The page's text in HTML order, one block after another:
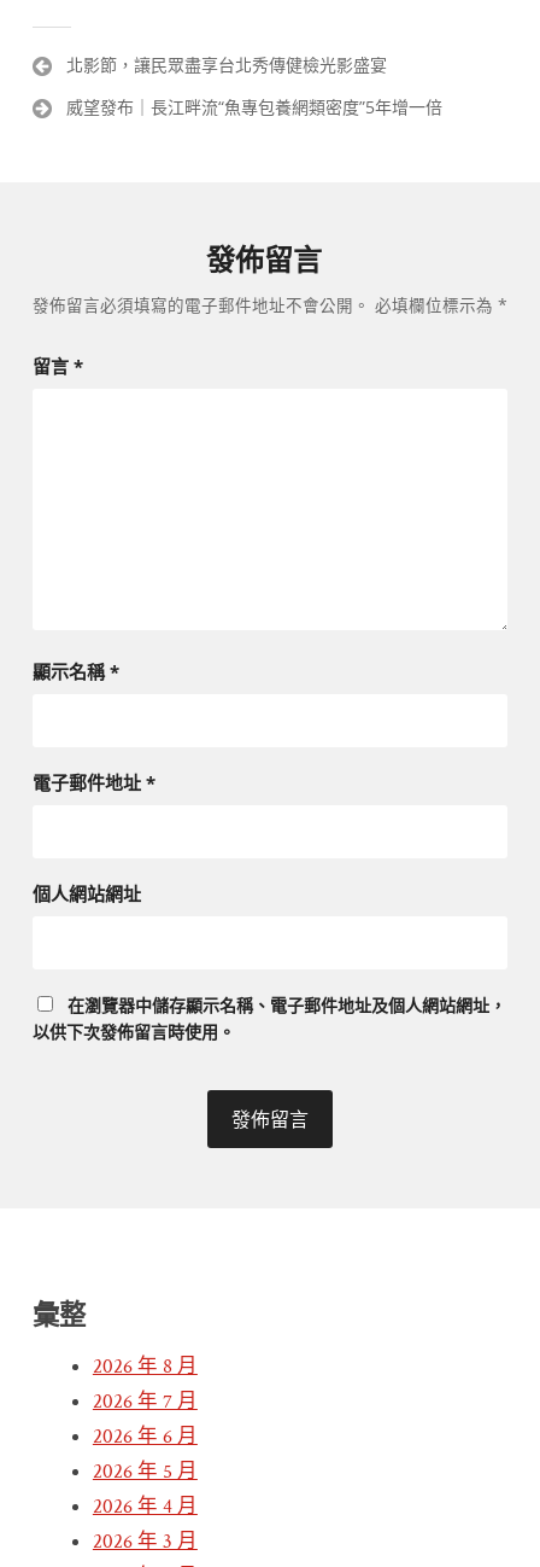
文
導
北影節，讓民眾盡享台北秀傳健檢光影盛宴
威望發布｜長江畔流“魚專包養網類密度”5年增一倍
發佈留言
發佈留言必須填寫的電子郵件地址不會公開。 必填欄位標示為 *
留言 *
顯示名稱*
電子郵件地址 *
個人網站網址
在瀏覽器中儲存顯示名稱、電子郵件地址及個人網站網址，
以供下次發佈留言時使用。
彙整
2026 年 8 月
2026 年 7 月
2026 年 6 月
2026 年 5 月
2026 年 4 月
2026 年 3 月